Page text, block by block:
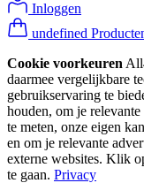
Inloggen
undefined
Cookie voorkeuren
daarmee vergelijkbare
gebruikservaring te
houden, om je
te meten, onze eigen
en om je relevante
externe websites. Klik
te gaan. Privacy